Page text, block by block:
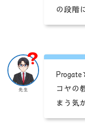
の段階
先生
コヤの
まう気